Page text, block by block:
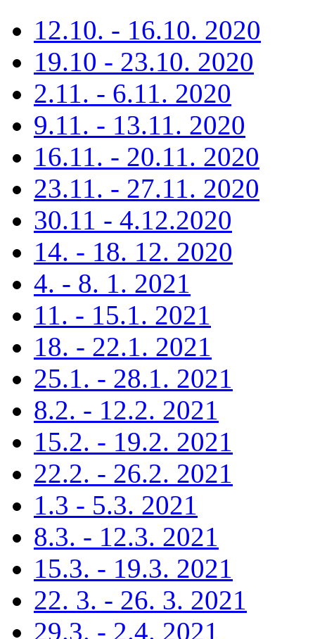
12.10. - 16.10. 2020
19.10 - 23.10. 2020
2.11. - 6.11. 2020
9.11. - 13.11. 2020
16.11. - 20.11. 2020
23.11. - 27.11. 2020
30.11 - 4.12.2020
14. - 18. 12. 2020
4. - 8. 1. 2021
11. - 15.1. 2021
18. - 22.1. 2021
25.1. - 28.1. 2021
8.2. - 12.2. 2021
15.2. - 19.2. 2021
22.2. - 26.2. 2021
1.3 - 5.3. 2021
8.3. - 12.3. 2021
15.3. - 19.3. 2021
22. 3. - 26. 3. 2021
29.3. - 2.4. 2021